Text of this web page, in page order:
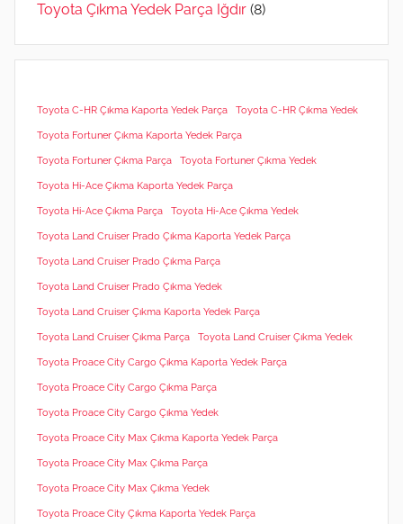
Toyota Çıkma Yedek Parça Iğdır (8)
Toyota C-HR Çıkma Kaporta Yedek Parça Toyota C-HR Çıkma Yedek
Toyota Fortuner Çıkma Kaporta Yedek Parça
Toyota Fortuner Çıkma Parça Toyota Fortuner Çıkma Yedek
Toyota Hi-Ace Çıkma Kaporta Yedek Parça
Toyota Hi-Ace Çıkma Parça Toyota Hi-Ace Çıkma Yedek
Toyota Land Cruiser Prado Çıkma Kaporta Yedek Parça
Toyota Land Cruiser Prado Çıkma Parça
Toyota Land Cruiser Prado Çıkma Yedek
Toyota Land Cruiser Çıkma Kaporta Yedek Parça
Toyota Land Cruiser Çıkma Parça Toyota Land Cruiser Çıkma Yedek
Toyota Proace City Cargo Çıkma Kaporta Yedek Parça
Toyota Proace City Cargo Çıkma Parça
Toyota Proace City Cargo Çıkma Yedek
Toyota Proace City Max Çıkma Kaporta Yedek Parça
Toyota Proace City Max Çıkma Parça
Toyota Proace City Max Çıkma Yedek
Toyota Proace City Çıkma Kaporta Yedek Parça